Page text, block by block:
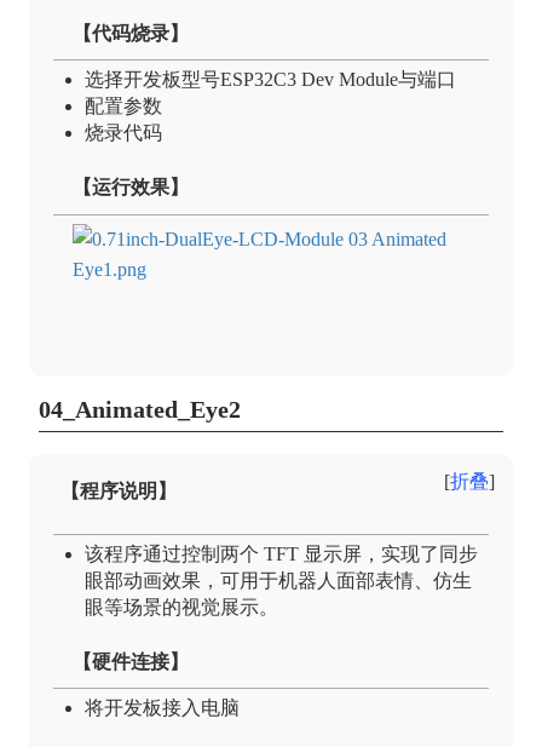
【代码烧录】
选择开发板型号ESP32C3 Dev Module与端口
配置参数
烧录代码
【运行效果】
04_Animated_Eye2
折叠
【程序说明】
该程序通过控制两个 TFT 显示屏，实现了同步
眼部动画效果，可用于机器人面部表情、仿生
眼等场景的视觉展示。
【硬件连接】
将开发板接入电脑